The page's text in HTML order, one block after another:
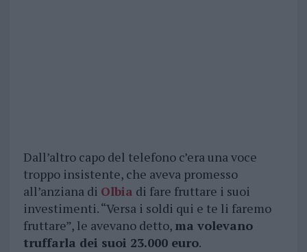
Dall’altro capo del telefono c’era una voce
troppo insistente, che aveva promesso
all’anziana di Olbia di fare fruttare i suoi
investimenti. “Versa i soldi qui e te li faremo
fruttare”, le avevano detto, ma volevano
truffarla dei suoi 23.000 euro.